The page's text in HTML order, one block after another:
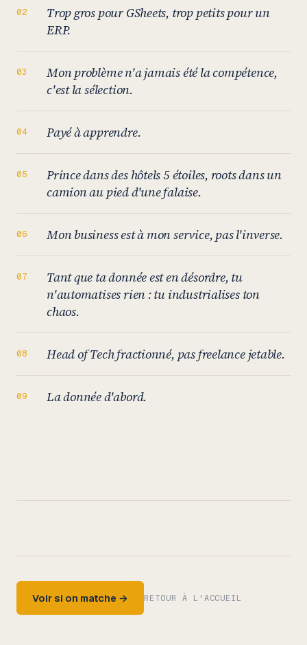
Trop gros pour GSheets, trop petits pour un
ERP.
Mon problème n'a jamais été la compétence,
c'est la sélection.
Payé à apprendre.
Prince dans des hôtels 5 étoiles, roots dans un
camion au pied d'une falaise.
Mon business est à mon service, pas l'inverse.
Tant que ta donnée est en désordre, tu
n'automatises rien : tu industrialises ton
chaos.
Head of Tech fractionné, pas freelance jetable.
La donnée d'abord.
Voir si on matche → RETOUR À L'ACCUEIL